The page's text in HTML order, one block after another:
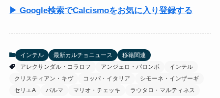
▶ Google検索でCalcismoをお気に入り登録する
インテル 最新カルチョニュース
移籍関連
アレクサンダル・コラロフ
アンジェロ・パロンボ
インテル
クリスティアン・キヴ
コッパ・イタリア
シモーネ・インザーギ
セリエA
パルマ マリオ・チェッキ ラウタロ・マルティネス